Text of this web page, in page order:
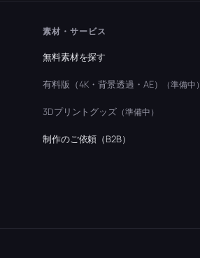
素材・サービス
無料素材を探す
有料版（4K・背景透過・AE） （準備中）
3Dプリントグッズ （準備中）
制作のご依頼（B2B）